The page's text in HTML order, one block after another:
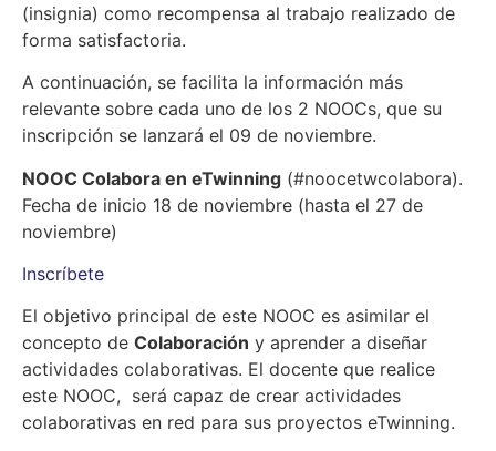
(insignia) como recompensa al trabajo realizado de
forma satisfactoria.
A continuación, se facilita la información más
relevante sobre cada uno de los 2 NOOCs, que su
inscripción se lanzará el 09 de noviembre.
NOOC Colabora en eTwinning (#noocetwcolabora).
Fecha de inicio 18 de noviembre (hasta el 27 de
noviembre)
Inscríbete
El objetivo principal de este NOOC es asimilar el
concepto de Colaboración y aprender a diseñar
actividades colaborativas. El docente que realice
este NOOC, será capaz de crear actividades
colaborativas en red para sus proyectos eTwinning.